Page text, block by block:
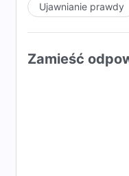
Ujawnianie prawdy
Zamieść